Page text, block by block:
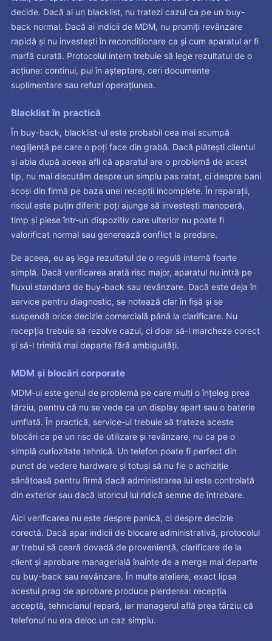
decide. Dacă ai un blacklist, nu tratezi cazul ca pe un buy-
back normal. Dacă ai indicii de MDM, nu promiți revânzare
rapidă și nu investești în recondiționare ca și cum aparatul ar fi
marfă curată. Protocolul intern trebuie să lege rezultatul de o
acțiune: continui, pui în așteptare, ceri documente
suplimentare sau refuzi operațiunea.
Blacklist în practică
În buy-back, blacklist-ul este probabil cea mai scumpă
neglijență pe care o poți face din grabă. Dacă plătești clientul
și abia după aceea afli că aparatul are o problemă de acest
tip, nu mai discutăm despre un simplu pas ratat, ci despre bani
scoși din firmă pe baza unei recepții incomplete. În reparații,
riscul este puțin diferit: poți ajunge să investești manoperă,
timp și piese într-un dispozitiv care ulterior nu poate fi
valorificat normal sau generează conflict la predare.
De aceea, eu aș lega rezultatul de o regulă internă foarte
simplă. Dacă verificarea arată risc major, aparatul nu intră pe
fluxul standard de buy-back sau revânzare. Dacă este deja în
service pentru diagnostic, se notează clar în fișă și se
suspendă orice decizie comercială până la clarificare. Nu
recepția trebuie să rezolve cazul, ci doar să-l marcheze corect
și să-l trimită mai departe fără ambiguități.
MDM și blocări corporate
MDM-ul este genul de problemă pe care mulți o înțeleg prea
târziu, pentru că nu se vede ca un display spart sau o baterie
umflată. În practică, service-ul trebuie să trateze aceste
blocări ca pe un risc de utilizare și revânzare, nu ca pe o
simplă curiozitate tehnică. Un telefon poate fi perfect din
punct de vedere hardware și totuși să nu fie o achiziție
sănătoasă pentru firmă dacă administrarea lui este controlată
din exterior sau dacă istoricul lui ridică semne de întrebare.
Aici verificarea nu este despre panică, ci despre decizie
corectă. Dacă apar indicii de blocare administrativă, protocolul
ar trebui să ceară dovadă de proveniență, clarificare de la
client și aprobare managerială înainte de a merge mai departe
cu buy-back sau revânzare. În multe ateliere, exact lipsa
acestui prag de aprobare produce pierderea: recepția
acceptă, tehnicianul repară, iar managerul află prea târziu că
telefonul nu era deloc un caz simplu.